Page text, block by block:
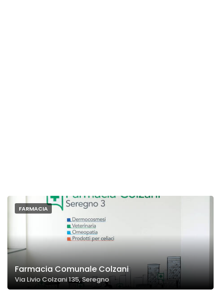
FARMACIA
Farmacia Comunale Colzani
Via Livio Colzani 135, Seregno